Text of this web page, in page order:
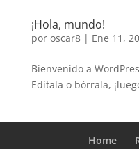
¡Hola, mundo!
por oscar8| Ene 11,
Bienvenido a
Edítala o bórrala,
Home